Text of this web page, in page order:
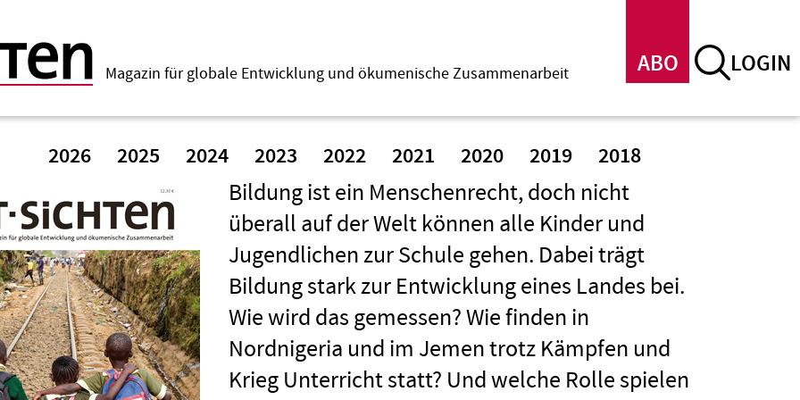
ABO LOGIN
Magazin für globale Entwicklung und ökumenische Zusammenarbeit
Bildung ist ein Menschenrecht, doch nicht
überall auf der Welt können alle Kinder und
Jugendlichen zur Schule gehen. Dabei trägt
Bildung stark zur Entwicklung eines Landes bei.
Wie wird das gemessen? Wie finden in
Nordnigeria und im Jemen trotz Kämpfen und
Krieg Unterricht statt? Und welche Rolle spielen
2026 2025 2024 2023 2022 2021 2020 2019 2018